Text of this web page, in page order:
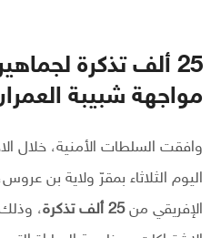
25 ألف تذكرة
مواجهة شبيبة
وافقت السلطات الأمنية، خلال
اليوم الثلاثاء بمقرّ ولاية بن
الإفريقي من25 ألف تذكرة
،